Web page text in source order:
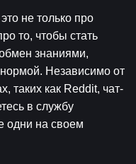
не только про
то, чтобы стать
знаниями,
Независимо от
таких как Reddit, чат-
в службу
одни на своем